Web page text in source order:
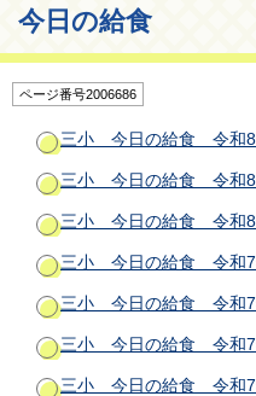
今日の給食
ページ番号2006686
三小 今日の給食 令和8
三小 今日の給食 令和8
三小 今日の給食 令和8
三小 今日の給食 令和7
三小 今日の給食 令和7
三小 今日の給食 令和7
三小 今日の給食 令和7